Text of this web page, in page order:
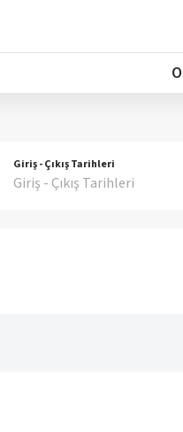
Giriş - Çıkış Tarihleri
Giriş - Çıkış Tarihleri